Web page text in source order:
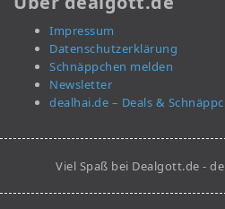
Impressum
Datenschutzerklärung
Schnäppchen melden
Newsletter
dealhai.de – Deals &
Viel Spaß bei Dealgott.de -